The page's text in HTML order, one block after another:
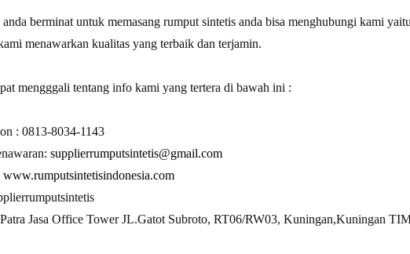
berminat untuk memasang rumput sintetis anda bisa menghubungi kami
menawarkan kualitas yang terbaik dan terjamin.
mengggali tentang info kami yang tertera di bawah ini :
: 0813-8034-1143
supplierrumputsintetis@gmail.com
www.rumputsintetisindonesia.com
Jasa Office Tower JL.Gatot Subroto, RT06/RW03, Kuningan,Kuningan